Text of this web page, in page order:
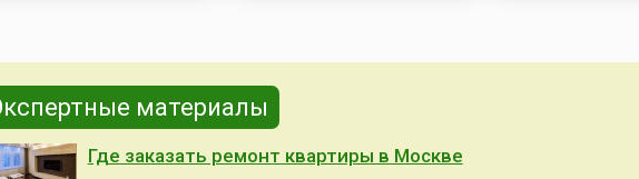
РФ № 1796 от
октября 2000 года.Дата
в связи с тем, что
Республики.8 июня 1920
года — день создания
Коммуны (автономного
материалы
Где заказать ремонт квартиры в Москве